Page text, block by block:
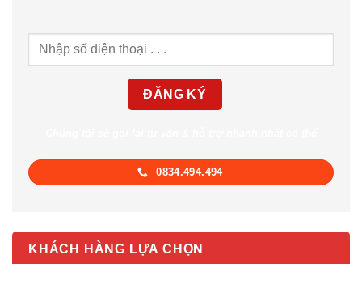
0834.494.494
KHÁCH HÀNG LỰA CHỌN